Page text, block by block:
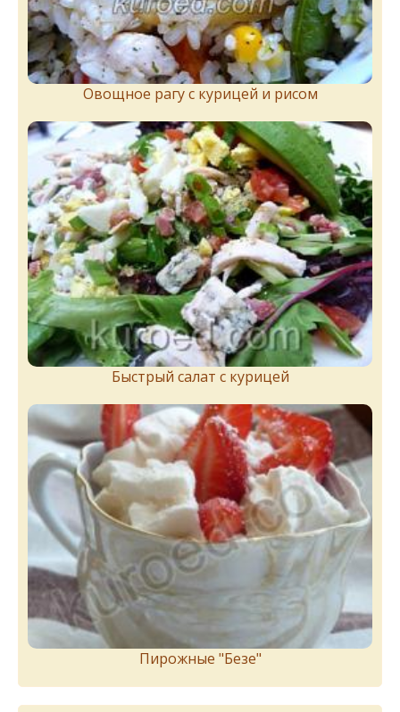
Овощное рагу с курицей и рисом
Быстрый салат с курицей
Пирожныe "Бeзe"